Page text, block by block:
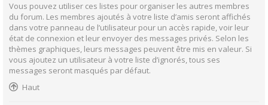
Vous pouvez utiliser ces listes pour organiser les autres membres
du forum. Les membres ajoutés à votre liste d’amis seront affichés
dans votre panneau de l’utilisateur pour un accès rapide, voir leur
état de connexion et leur envoyer des messages privés. Selon les
thèmes graphiques, leurs messages peuvent être mis en valeur. Si
vous ajoutez un utilisateur à votre liste d’ignorés, tous ses
messages seront masqués par défaut.
Haut